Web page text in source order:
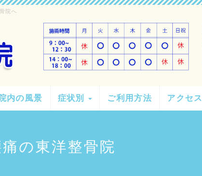
院へ
内の風景 症状別 ご利用方法 アクセス
の東洋整骨院